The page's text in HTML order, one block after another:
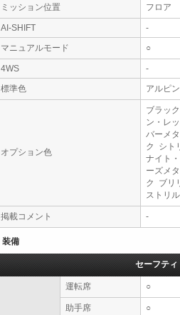
ミッション位置 フロア
AI-SHIFT
-
マニュアルモード
○
4WS
-
標準色
アルピ
オプション色
ブラッ
ン・レ
バーメ
ク シト
ナイト
ーズメ
ク ブリ
ストリ
掲載コメント -
装備
セーフティ
運転席 ○
助手席 ○